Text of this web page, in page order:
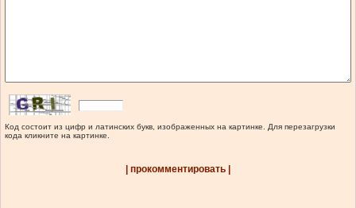
Код состоит из цифр и латинских букв, изображенных на картинке. Для перезагрузки
кода кликните на картинке.
| прокомментировать |